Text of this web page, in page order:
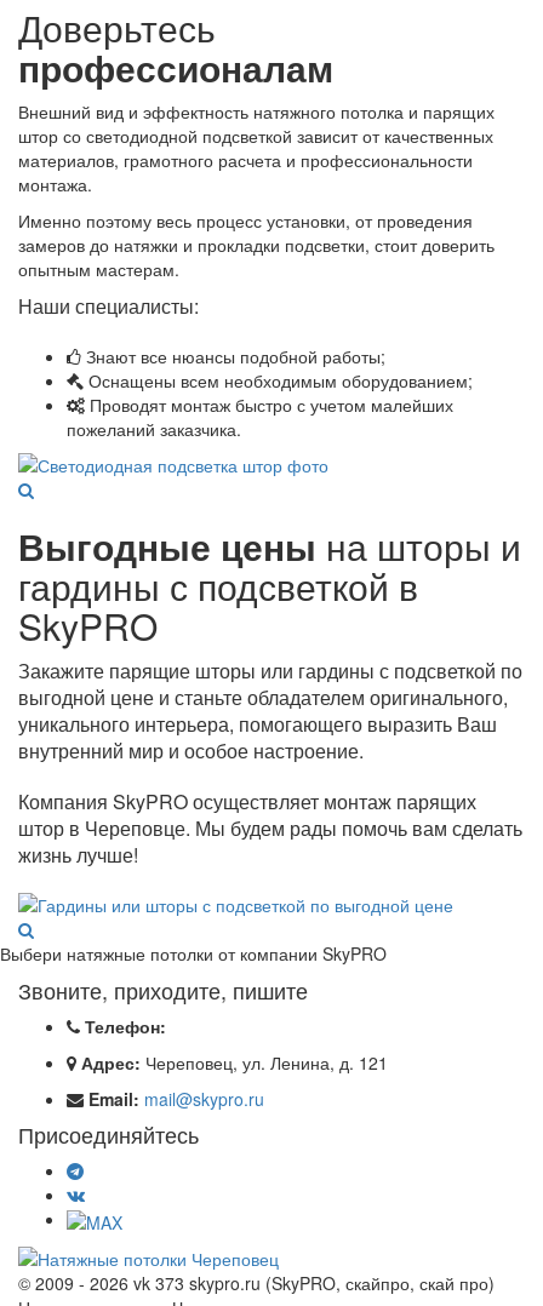
Доверьтесь
профессионалам
Внешний вид и эффектность натяжного потолка и парящих
штор со светодиодной подсветкой зависит от качественных
материалов, грамотного расчета и профессиональности
монтажа.
Именно поэтому весь процесс установки, от проведения
замеров до натяжки и прокладки подсветки, стоит доверить
опытным мастерам.
Наши специалисты:
Знают все нюансы подобной работы;
Оснащены всем необходимым оборудованием;
Проводят монтаж быстро с учетом малейших
пожеланий заказчика.
Выгодные цены на шторы и
гардины с подсветкой в
SkyPRO
Закажите парящие шторы или гардины с подсветкой по
выгодной цене и станьте обладателем оригинального,
уникального интерьера, помогающего выразить Ваш
внутренний мир и особое настроение.
Компания SkyPRO осуществляет монтаж парящих
штор в Череповце. Мы будем рады помочь вам сделать
жизнь лучше!
Выбери натяжные потолки от компании SkyPRO
Звоните, приходите, пишите
Телефон:
Адрес: Череповец, ул. Ленина, д. 121
Email: mail@skypro.ru
Присоединяйтесь
© 2009 - 2026 vk 373 skypro.ru (SkyPRO, скайпро, скай про)